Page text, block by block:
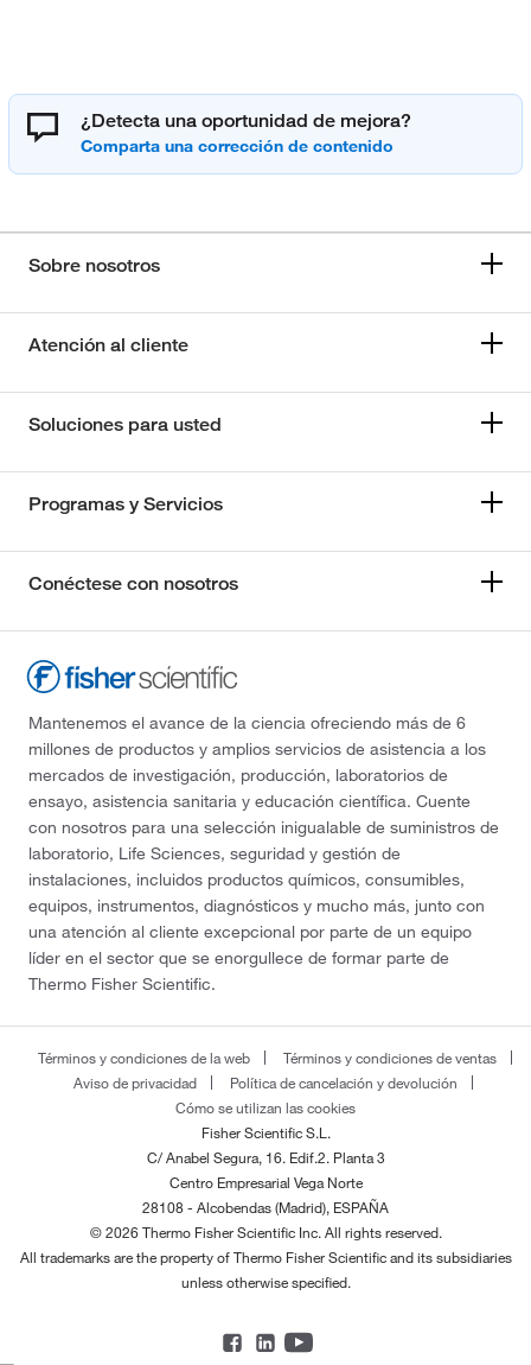
¿Detecta una oportunidad de mejora?
Sobre nosotros
Atención al cliente
Soluciones para usted
Programas y Servicios
Conéctese con nosotros
Mantenemos el avance de la ciencia ofreciendo más de 6
millones de productos y amplios servicios de asistencia a los
mercados de investigación, producción, laboratorios de
ensayo, asistencia sanitaria y educación científica. Cuente
con nosotros para una selección inigualable de suministros de
laboratorio, Life Sciences, seguridad y gestión de
instalaciones, incluidos productos químicos, consumibles,
equipos, instrumentos, diagnósticos y mucho más, junto con
una atención al cliente excepcional por parte de un equipo
líder en el sector que se enorgullece de formar parte de
Thermo Fisher Scientific.
Términos y condiciones de la web
Términos y condiciones de ventas
Aviso de privacidad
Política de cancelación y devolución
Cómo se utilizan las cookies
Fisher Scientific S.L.
C/ Anabel Segura, 16. Edif.2. Planta 3
Centro Empresarial Vega Norte
28108 - Alcobendas (Madrid), ESPAÑA
© 2026 Thermo Fisher Scientific Inc. All rights reserved.
All trademarks are the property of Thermo Fisher Scientific and its subsidiaries
unless otherwise specified.